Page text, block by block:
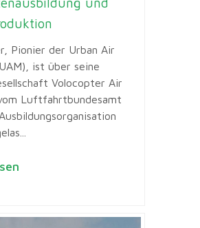
Pionier der Urban Air
ist über seine
Volocopter Air
Luftfahrtbundesamt